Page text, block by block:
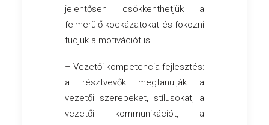
jelentősen csökkenthetjük a
felmerülő kockázatokat és fokozni
tudjuk a motivációt is.
– Vezetői kompetencia-fejlesztés:
a résztvevők megtanulják a
vezetői szerepeket, stílusokat, a
vezetői kommunikációt, a